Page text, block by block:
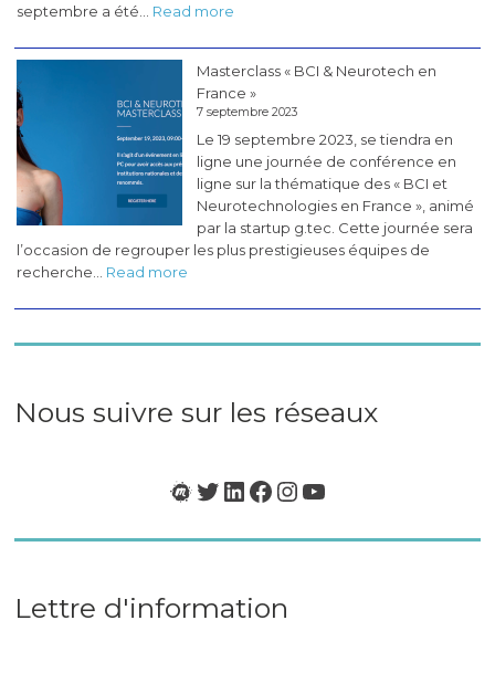
septembre a été… Read more
pérégrinations
du
CogLab
#5
(novembre
2023)
Masterclass « BCI & Neurotech en
France »
7 septembre 2023
Le 19 septembre 2023, se tiendra en
ligne une journée de conférence en
ligne sur la thématique des « BCI et
Neurotechnologies en France », animé
par la startup g.tec. Cette journée sera
l’occasion de regrouper les plus prestigieuses équipes de
recherche… Read more
«
en
France
Nous suivre sur les réseaux
Meetup
Twitter
LinkedIn
Facebook
Instagram
YouTube
Lettre d'information